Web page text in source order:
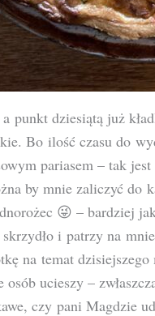
punkt dziesiątą już
Bo ilość czasu do
pariasem – tak
by mnie zaliczyć
😜 – bardziej
skrzydło i patrzy na
na temat dzisiejszego
ucieszy –
czy pani Magdzie